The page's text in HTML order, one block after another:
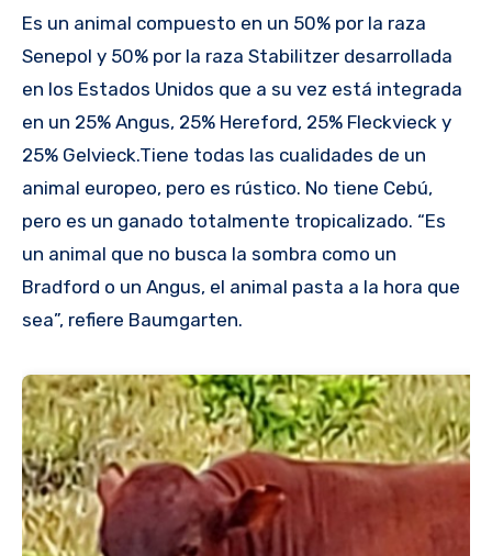
Es un animal compuesto en un 50% por la raza
Senepol y 50% por la raza Stabilitzer desarrollada
en los Estados Unidos que a su vez está integrada
en un 25% Angus, 25% Hereford, 25% Fleckvieck y
25% Gelvieck.Tiene todas las cualidades de un
animal europeo, pero es rústico. No tiene Cebú,
pero es un ganado totalmente tropicalizado. “Es
un animal que no busca la sombra como un
Bradford o un Angus, el animal pasta a la hora que
sea”, refiere Baumgarten.